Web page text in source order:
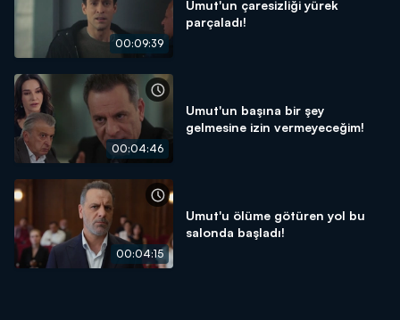
00:09:39
Umut'un çaresizliği yürek
parçaladı!
00:04:46
Umut'un başına bir şey
gelmesine izin vermeyeceğim!
00:04:15
Umut'u ölüme götüren yol bu
salonda başladı!